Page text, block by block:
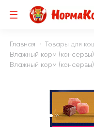
Главная Товары для
Влажный корм (консервы)
Влажный корм